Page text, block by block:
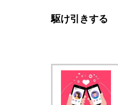
駆け引きする